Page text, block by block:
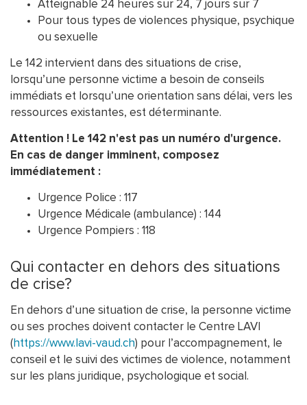
Atteignable 24 heures sur 24, 7 jours sur 7
Pour tous types de violences physique, psychique
ou sexuelle
Le 142 intervient dans des situations de crise,
lorsqu’une personne victime a besoin de conseils
immédiats et lorsqu’une orientation sans délai, vers les
ressources existantes, est déterminante.
Attention ! Le 142 n'est pas un numéro d'urgence.
En cas de danger imminent, composez
immédiatement :
Urgence Police : 117
Urgence Médicale (ambulance) : 144
Urgence Pompiers : 118
Qui contacter en dehors des situations
de crise?
En dehors d’une situation de crise, la personne victime
ou ses proches doivent contacter le Centre LAVI
(https://www.lavi-vaud.ch) pour l’accompagnement, le
conseil et le suivi des victimes de violence, notamment
sur les plans juridique, psychologique et social.